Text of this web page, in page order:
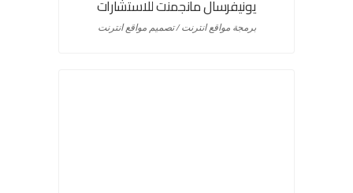
يونيفرسال مانجمنت للاستشارات
برمجة مواقع انترنت / تصميم مواقع انترنت